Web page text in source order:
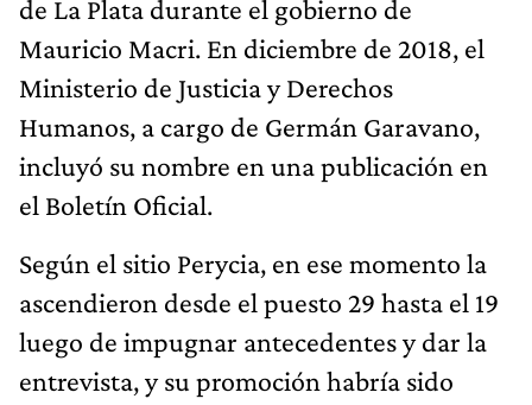
de La Plata durante el gobierno de
Mauricio Macri. En diciembre de 2018, el
Ministerio de Justicia y Derechos
Humanos, a cargo de Germán Garavano,
incluyó su nombre en una publicación en
el Boletín Oficial.
Según el sitio Perycia, en ese momento la
ascendieron desde el puesto 29 hasta el 19
luego de impugnar antecedentes y dar la
entrevista, y su promoción habría sido